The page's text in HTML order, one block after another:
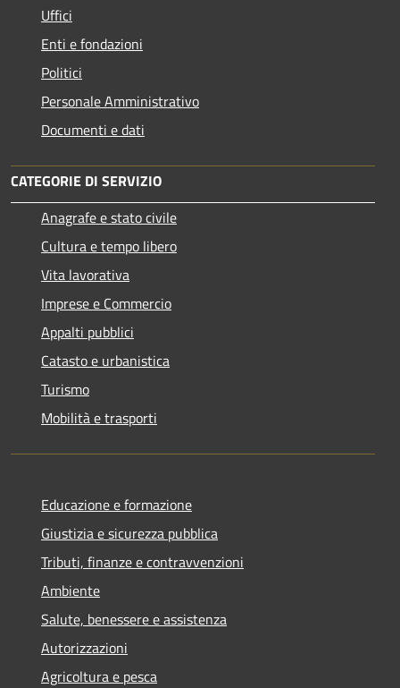
Uffici
Enti e fondazioni
Politici
Personale Amministrativo
Documenti e dati
CATEGORIE DI SERVIZIO
Anagrafe e stato civile
Cultura e tempo libero
Vita lavorativa
Imprese e Commercio
Appalti pubblici
Catasto e urbanistica
Turismo
Mobilità e trasporti
Educazione e formazione
Giustizia e sicurezza pubblica
Tributi, finanze e contravvenzioni
Ambiente
Salute, benessere e assistenza
Autorizzazioni
Agricoltura e pesca